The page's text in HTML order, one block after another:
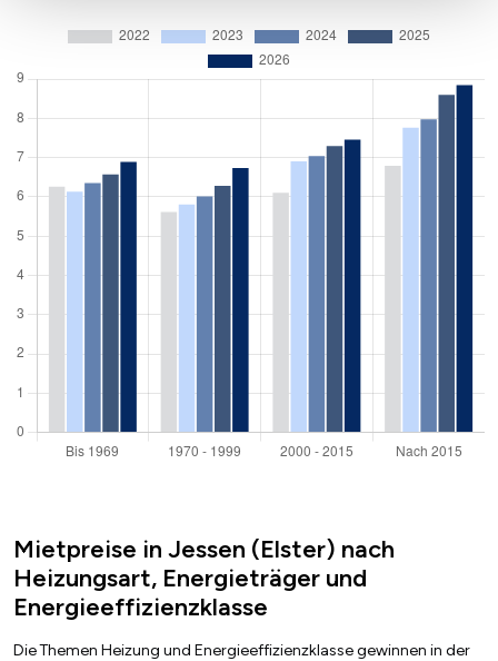
Mietpreise in Jessen (Elster) nach
Heizungsart, Energieträger und
Energieeffizienzklasse
Die Themen Heizung und Energieeffizienzklasse gewinnen in der